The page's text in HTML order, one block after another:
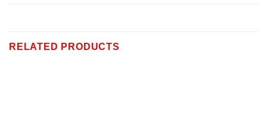
RELATED PRODUCTS